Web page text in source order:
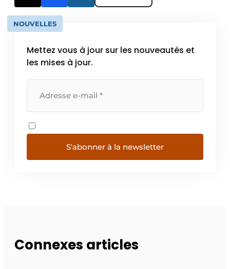
NOUVELLES
Mettez vous à jour sur les nouveautés et
les mises à jour.
S'abonner à la newsletter
Connexes articles